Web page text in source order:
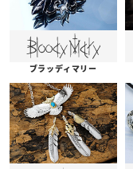
ブラッディマリー